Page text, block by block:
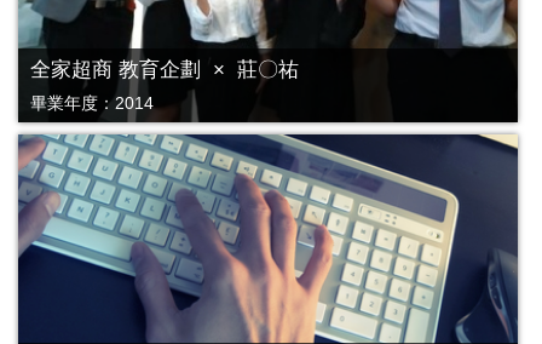
全家超商 教育企劃 × 莊〇祐
畢業年度：2014